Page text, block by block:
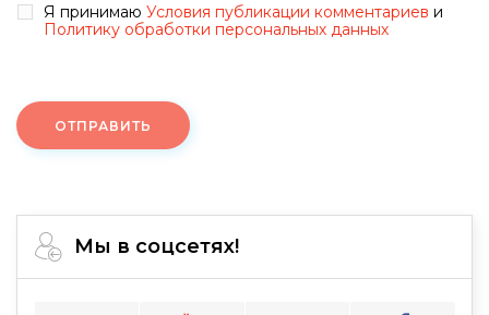
Я принимаю Условия публикации комментариев и
Политику обработки персональных данных
ОТПРАВИТЬ
Мы в соцсетях!